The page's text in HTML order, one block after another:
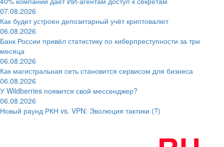
07.08.2026
Как будет устроен депозитарный учёт криптовалют
06.08.2026
Банк России привёл статистику по киберпреступности за три
месяца
06.08.2026
Как магистральная сеть становится сервисом для бизнеса
06.08.2026
У Wildberries появится свой мессенджер?
06.08.2026
Новый раунд РКН vs. VPN: Эволюция тактики (?)